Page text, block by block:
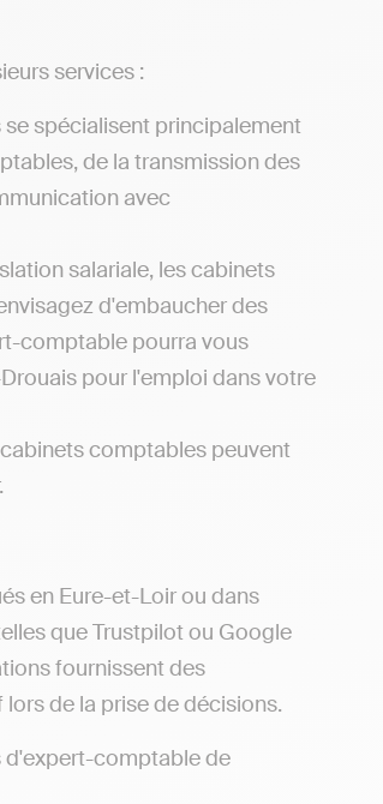
services :
spécialisent principalement
de la transmission des
avec
salariale, les cabinets
d'embaucher des
comptable pourra vous
pour l'emploi dans votre
comptables peuvent
en Eure-et-Loir ou dans
que Trustpilot ou Google
fournissent des
de la prise de décisions.
d'expert-comptable de